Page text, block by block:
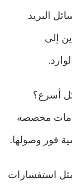
البريد
إلى
أسرع؟
مخصصة
فور وصولها.
استفسارات